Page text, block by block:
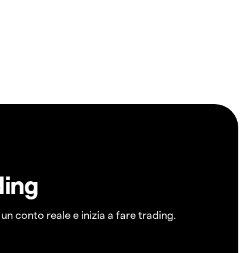
conto reale e inizia a fare trading.